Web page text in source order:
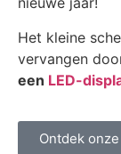
Het kleine
vervangen
een LED-
Ontdek